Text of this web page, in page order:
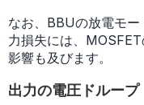
なお、BBUの放電モ
力損失には、
影響も及びます。
出力の電圧ドループ